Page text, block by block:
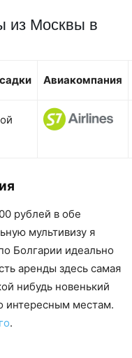
из Москвы в
Авиакомпания
рублей в обе
мультивизу я
Болгарии идеально
аренды здесь самая
нибудь новенький
интересным местам.
.